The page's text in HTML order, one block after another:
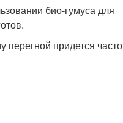
био-гумуса для
перегной придется часто